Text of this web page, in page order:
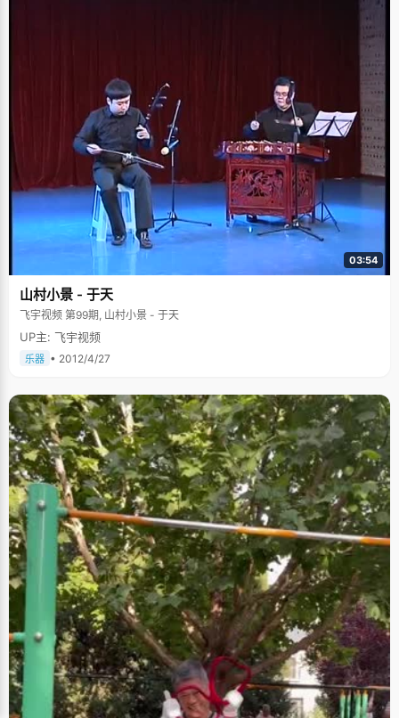
学习方面特别自觉，从来不让父母操心。记得很小的时候，有一次，姥爷教
她念诗，当时没学会，后来大家出门回来的时候，发现小杜玮一个人拿着书
位置上，杜玮自己心里也没有要追赶的念头。 高二的时候，学校里开始全国
高中生生物联赛的报名，杜玮想到自己的生物成绩也不是很优秀，一定没有
拿奖的希望，就放弃了。一向很关心杜玮的生物老师就过来劝说杜玮，鼓励
她报名试一试。杜玮"乖乖"的报了名，考了试，却没想到一下拿了第一名，
可把杜玮高兴坏了，没想到自己还能"那么优秀"。 自从拿了第一之后，杜玮
开始觉得，学习不能再这么漫无目的了，要给自己定一个目标，去努力一
下，不要让自己后悔。从那之后，杜玮的学习成绩有了很大的提高，一下晋
级到前五名的行列。 学习之余还有很多的兴趣爱好 杜玮看起来很文静秀气，
甚至有些柔弱，但她可是个踊跃的运动健将。杜玮从小就特别喜欢游泳，小
时候专门报班学了蛙泳，高三的时候，她一有空就会去游上个1000米，锻炼
好身体，才能更好的备战高考。 除了游泳，她还喜欢手风琴，已经学完了手
风琴的最高级别，每次班级或者学校里举行文艺晚会，她都会被邀请演奏上
暑假的时候，她都邀约一帮同学一起出去旅游，"从旅游中，学到了很多东
让父母陪同，跟同学一起背着行李就来了，那些出外旅游的经历培养了她独
立自强的性格。 宽松没有压力的家庭环境让我轻松地发挥 杜玮说，从小父母
就没有给过自己任何的压力，在学习上充分的信任自己，没有要求自己要考
多少分，就算是期末考试，也常常忘了问自己分数，"反而是我自己没考好了
要郁闷上一段时间。" 在兴趣爱好上，父母充分的尊重杜玮的选择，包括高
考，都是她自己拿主张。在高考的最后关头，爸爸妈妈没有给自己任何压
杜玮在高考中发挥出色。可以说，考中状元，是全家人一个始料未及的惊
喜。
03:54
山村小景 - 于天
飞宇视频 第99期, 山村小景 - 于天
UP主: 飞宇视频
乐器 • 2012/4/27